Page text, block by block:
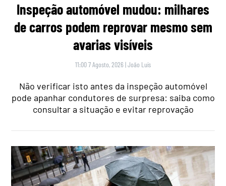
Inspeção automóvel mudou: milhares
de carros podem reprovar mesmo sem
avarias visíveis
11:00 7 Agosto, 2026 |João Luís
Não verificar isto antes da inspeção automóvel
pode apanhar condutores de surpresa: saiba como
consultar a situação e evitar reprovação